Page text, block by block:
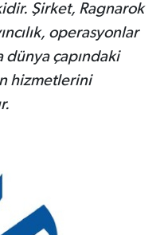
Şirket, Ragnarok
operasyonlar
dünya çapındaki
hizmetlerini